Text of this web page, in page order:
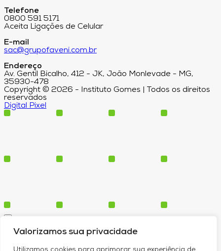
Valorizamos sua privacidade
Telefone
0800 591 5171
Aceita Ligações de Celular
E-mail
sac@grupofaveni.com.br
Endereço
Av. Gentil Bicalho, 412 - JK, João Monlevade - MG,
35930-478
Copyright © 2026 - Instituto Gomes | Todos os direitos
reservados
Digital Pixel
Cursos
Blog